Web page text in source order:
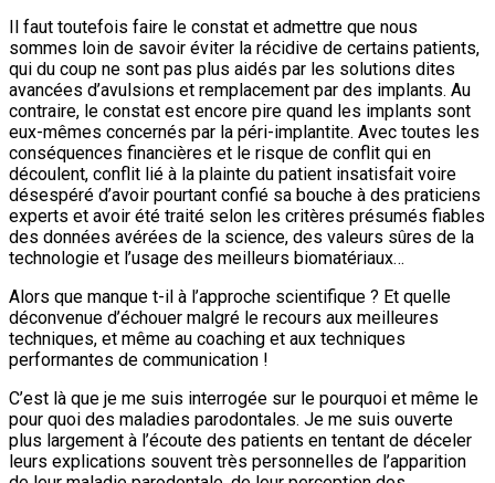
Il faut toutefois faire le constat et admettre que nous
sommes loin de savoir éviter la récidive de certains patients,
qui du coup ne sont pas plus aidés par les solutions dites
avancées d’avulsions et remplacement par des implants. Au
contraire, le constat est encore pire quand les implants sont
eux-mêmes concernés par la péri-implantite. Avec toutes les
conséquences financières et le risque de conflit qui en
découlent, conflit lié à la plainte du patient insatisfait voire
désespéré d’avoir pourtant confié sa bouche à des praticiens
experts et avoir été traité selon les critères présumés fiables
des données avérées de la science, des valeurs sûres de la
technologie et l’usage des meilleurs biomatériaux…
Alors que manque t-il à l’approche scientifique ? Et quelle
déconvenue d’échouer malgré le recours aux meilleures
techniques, et même au coaching et aux techniques
performantes de communication !
C’est là que je me suis interrogée sur le pourquoi et même le
pour quoi des maladies parodontales. Je me suis ouverte
plus largement à l’écoute des patients en tentant de déceler
leurs explications souvent très personnelles de l’apparition